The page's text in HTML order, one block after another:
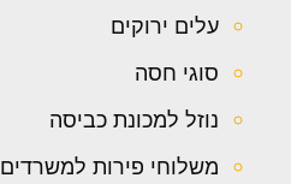
עלים ירוקים
סוגי חסה
נוזל למכונת כביסה
משלוחי פירות למשרדים